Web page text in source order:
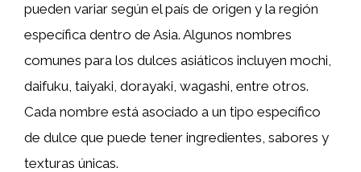
pueden variar según el país de origen y la región
específica dentro de Asia. Algunos nombres
comunes para los dulces asiáticos incluyen mochi,
daifuku, taiyaki, dorayaki, wagashi, entre otros.
Cada nombre está asociado a un tipo específico
de dulce que puede tener ingredientes, sabores y
texturas únicas.